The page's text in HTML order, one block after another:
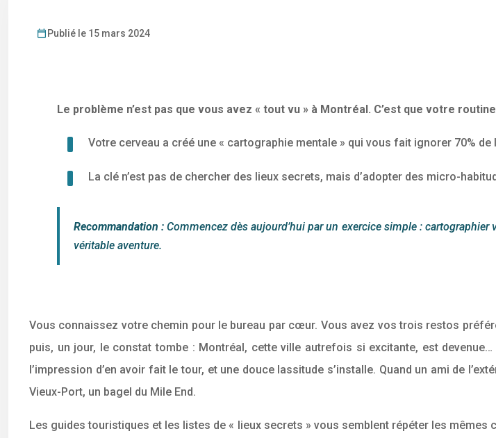
Publié le 15 mars 2024
Le problème n’est pas que vous avez « tout vu » à Montréal. C’est que votre
Votre cerveau a créé une « cartographie mentale » qui vous fait ignorer 70%
La clé n’est pas de chercher des lieux secrets, mais d’adopter des micro-
Recommandation : Commencez dès aujourd’hui par un exercice simple :
véritable aventure.
Vous connaissez votre chemin pour le bureau par cœur. Vous avez vos trois restos
puis, un jour, le constat tombe : Montréal, cette ville autrefois si excitante, est
l’impression d’en avoir fait le tour, et une douce lassitude s’installe. Quand un ami de
Vieux-Port, un bagel du Mile End.
Les guides touristiques et les listes de « lieux secrets » vous semblent répéter les